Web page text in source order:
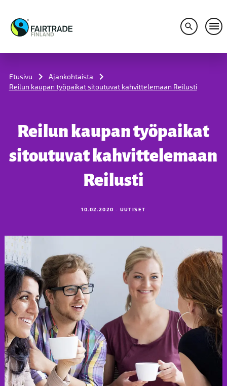
Avaa
Etusivu
Ajankohtaista
Reilun kaupan työpaikat sitoutuvat kahvittelemaan Reilusti
Reilun kaupan työpaikat
sitoutuvat kahvittelemaan
Reilusti
10.02.2020 - UUTISET